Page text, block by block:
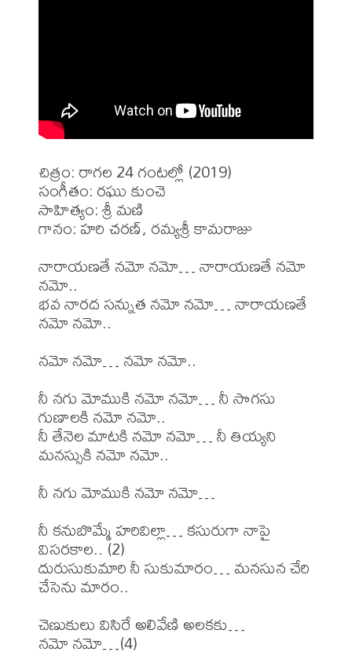
చిత్రం: రాగల 24 గంటల్లో (2019)
సంగీతం: రఘు కుంచె
సాహిత్యం: శ్రీ మణి
గానం: హరి చరణ్, రమ్యశ్రీ కామరాజు
నారాయణతే నమో నమో… నారాయణతే నమో
నమో..
భవ నారద సన్నుత నమో నమో… నారాయణతే
నమో నమో..
నమో నమో… నమో నమో..
నీ నగు మోముకి నమో నమో… నీ సొగసు
గుణాలకి నమో నమో..
నీ తేనెల మాటకి నమో నమో… నీ తియ్యని
మనస్సుకి నమో నమో..
నీ నగు మోముకి నమో నమో…
నీ కనుబొమ్మే హరివిల్లా… కసురుగా నాపై
విసరకాల.. (2)
దురుసుకుమారి నీ సుకుమారం… మనసున చేరి
చేసెను మారం..
చెణుకులు విసిరే అలివేణి అలకకు…
నమో నమో…(4)